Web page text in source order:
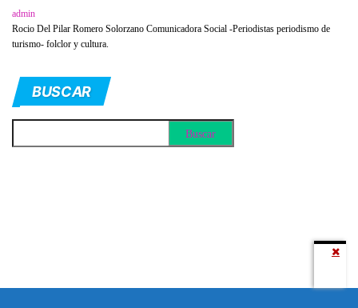
admin
Rocio Del Pilar Romero Solorzano Comunicadora Social -Periodistas periodismo de
turismo- folclor y cultura.
BUSCAR